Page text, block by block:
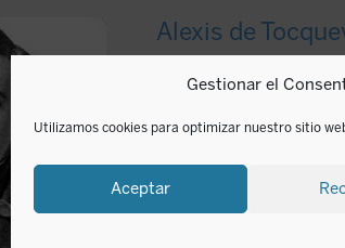
Gestionar el
Utilizamos cookies para optimizar nuestro sitio
Aceptar
Alexis de
Alexis de Tocqueville
en Versalles en 1827.
modelo para
correspondencia,
libro
La democracia en
Ciencias Morales y
1851, es Ministro de